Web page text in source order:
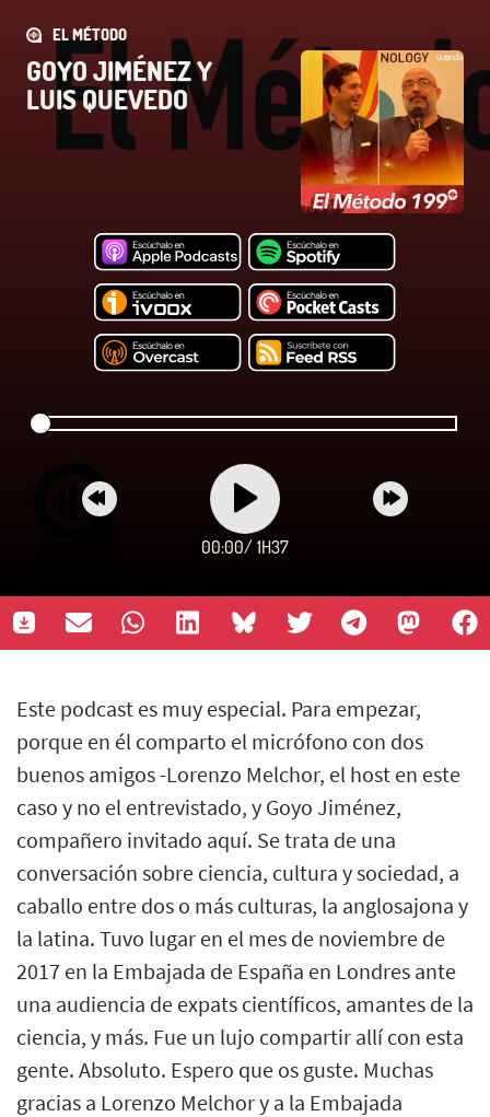
EL MÉTODO
GOYO JIMÉNEZ Y
LUIS QUEVEDO
00:00/ 1H37
Este podcast es muy especial. Para empezar,
porque en él comparto el micrófono con dos
buenos amigos -Lorenzo Melchor, el host en este
caso y no el entrevistado, y Goyo Jiménez,
compañero invitado aquí. Se trata de una
conversación sobre ciencia, cultura y sociedad, a
caballo entre dos o más culturas, la anglosajona y
la latina. Tuvo lugar en el mes de noviembre de
2017 en la Embajada de España en Londres ante
una audiencia de expats científicos, amantes de la
ciencia, y más. Fue un lujo compartir allí con esta
gente. Absoluto. Espero que os guste. Muchas
gracias a Lorenzo Melchor y a la Embajada